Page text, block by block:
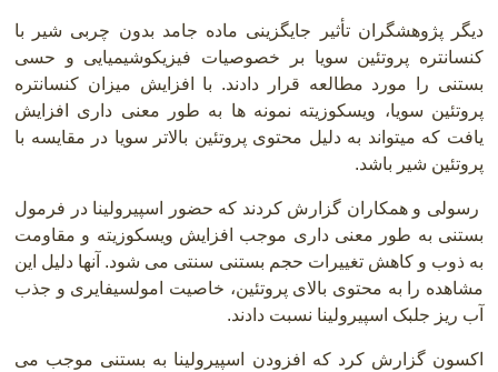
دیگر پژوهشگران تأثیر جایگزینی ماده جامد بدون چربی شیر با
کنسانتره پروتئین سویا بر خصوصیات فیزیکوشیمیایی و حسی
بستنی را مورد مطالعه قرار دادند. با افزایش میزان کنسانتره
پروتئین سویا، ویسکوزیته نمونه ها به طور معنی داری افزایش
یافت که میتواند به دلیل محتوی پروتئین بالاتر سویا در مقایسه با
پروتئین شیر باشد.
رسولی و همکاران گزارش کردند که حضور اسپیرولینا در فرمول
بستنی به طور معنی داری موجب افزایش ویسکوزیته و مقاومت
به ذوب و کاهش تغییرات حجم بستنی سنتی می شود. آنها دلیل این
مشاهده را به محتوی بالای پروتئین، خاصیت امولسیفایری و جذب
آب ریز جلبک اسپیرولینا نسبت دادند.
اکسون گزارش کرد که افزودن اسپیرولینا به بستنی موجب می